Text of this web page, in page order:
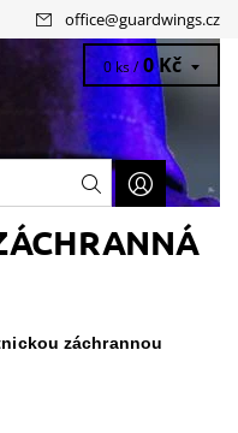
office@guardwings.cz
0 ks / 0 Kč
záchrannou